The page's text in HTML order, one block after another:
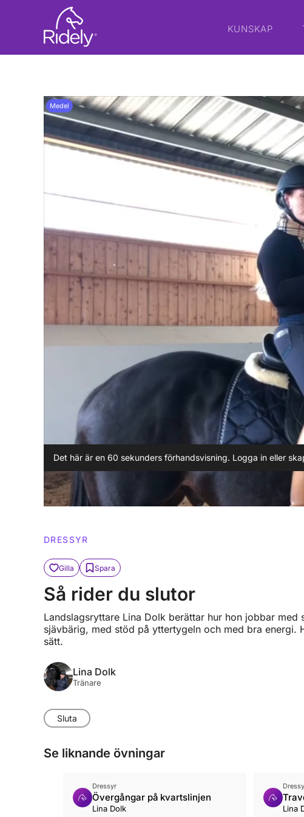
KUNSKAP
Medel
Det här är en 60 sekunders förhandsvisning. Logga in eller
DRESSYR
Gilla Spara
Så rider du slutor
Landslagsryttare Lina Dolk berättar hur hon jobbar
sjävbärig, med stöd på yttertygeln och med bra
sätt.
Lina Dolk
Tränare
Sluta
Se liknande övningar
Dressyr
Övergångar på kvartslinjen
Lina Dolk Lina